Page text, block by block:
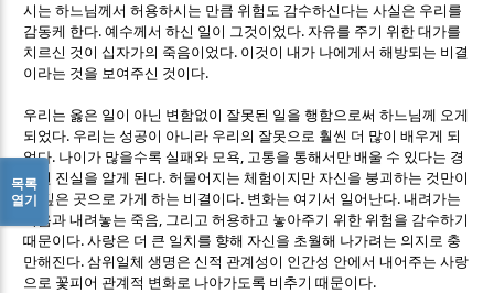
시는 하느님께서 허용하시는 만큼 위험도 감수하신다는 사실은 우리를
감동케 한다.예수께서 하신 일이 그것이었다.자유를 주기 위한 대가를
치르신 것이 십자가의 죽음이었다. 이것이 내가 나에게서 해방되는 비결
이라는 것을 보여주신 것이다.
우리는 옳은 일이 아닌 변함없이 잘못된 일을 행함으로써 하느님께 오게
되었다. 우리는 성공이 아니라 우리의 잘못으로 훨씬 더 많이 배우게 되
었다. 나이가 많을수록 실패와 모욕, 고통을 통해서만 배울 수 있다는 경
험된 진실을 알게 된다.허물어지는 체험이지만 자신을 붕괴하는 것만이
더 깊은 곳으로 가게 하는 비결이다. 변화는 여기서 일어난다.내려가는
죽음과 내려놓는 죽음, 그리고 허용하고 놓아주기 위한 위험을 감수하기
때문이다.사랑은 더 큰 일치를 향해 자신을 초월해 나가려는 의지로 충
만해진다.삼위일체 생명은 신적 관계성이 인간성 안에서 내어주는 사랑
으로 꽃피어 관계적 변화로 나아가도록 비추기 때문이다.
목록
열기